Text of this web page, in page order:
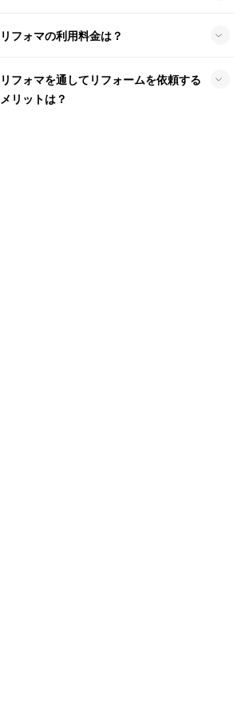
リフォマの利用料金は？
リフォマを通してリフォームを依頼する
メリットは？